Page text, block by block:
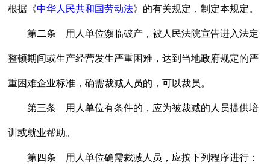
根据《中华人民共和国劳动法》的有关规定，制定本规定。
第二条 用人单位濒临破产，被人民法院宣告进入法定
整顿期间或生产经营发生严重困难，达到当地政府规定的严
重困难企业标准，确需裁减人员的，可以裁员。
第三条 用人单位有条件的，应为被裁减的人员提供培
训或就业帮助。
第四条 用人单位确需裁减人员，应按下列程序进行：